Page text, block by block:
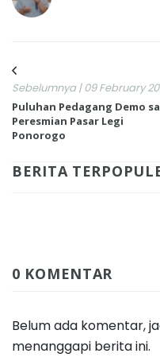
Sebelumnya | 09 February
Puluhan Pedagang Demo
Peresmian Pasar Legi
Ponorogo
BERITA
0 KOMENTAR
Belum ada komentar,
menanggapi berita ini.